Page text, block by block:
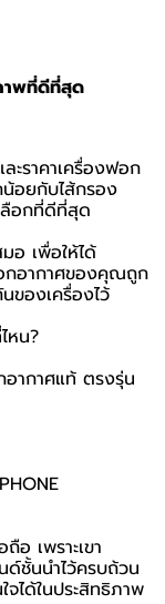
าพที่ดีที่สุด
ะราคาเครื่องฟอก
น้อยกับไส้กรอง
ลือกที่ดีที่สุด
อ เพื่อให้ได้
กอากาศของคุณถูก
ของเครื่องไว้
หน?
อากาศแท้ ตรงรุ่น
อ เพราะเขา
ด์ชั้นนำไว้ครบถ้วน
ได้ในประสิทธิภาพ